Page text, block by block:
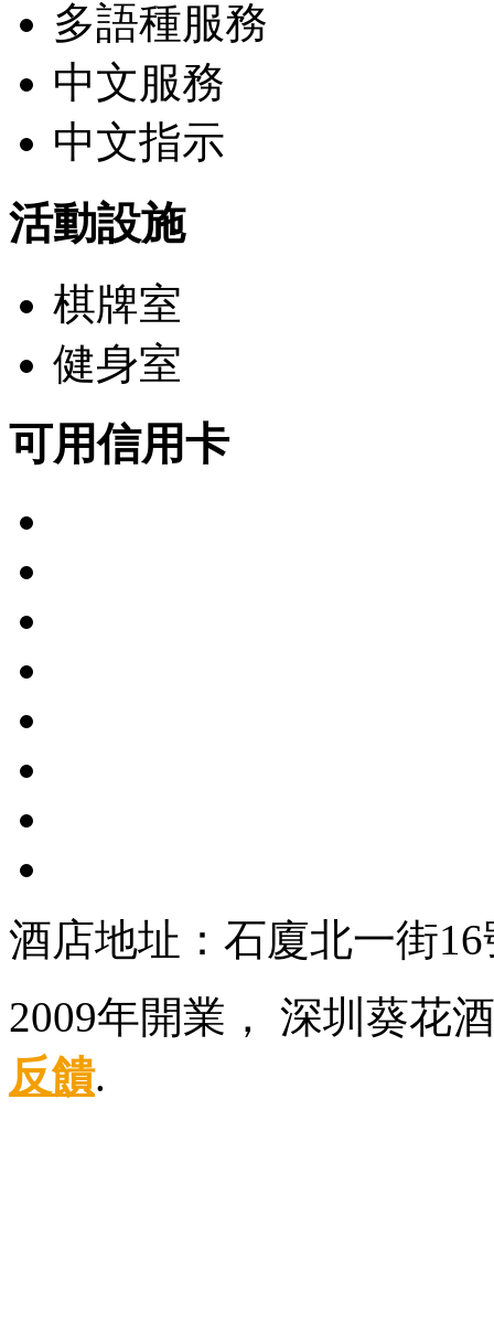
多語種服務
中文服務
中文指示
活動設施
棋牌室
健身室
可用信用卡
酒店地址：石廈北一街16
2009年開業， 深圳葵
反饋.